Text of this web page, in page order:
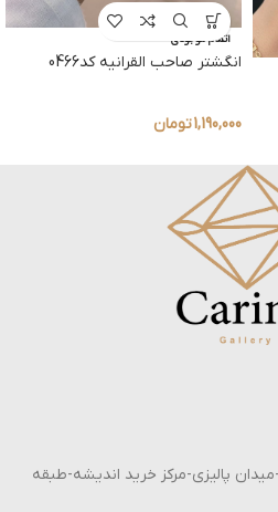
اتمام موجودی
انگشتر صاحب القرانیه کد0466
1,190,000تومان
پالیزی-مرکز خرید اندیشه-طبقه